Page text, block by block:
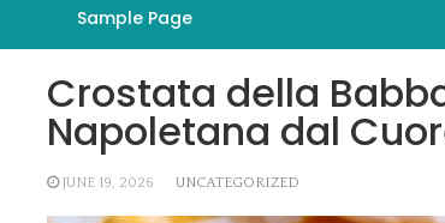
Sample Page
Crostata della
Napoletana dal
JUNE 19, 2026 UNCATEGORIZED